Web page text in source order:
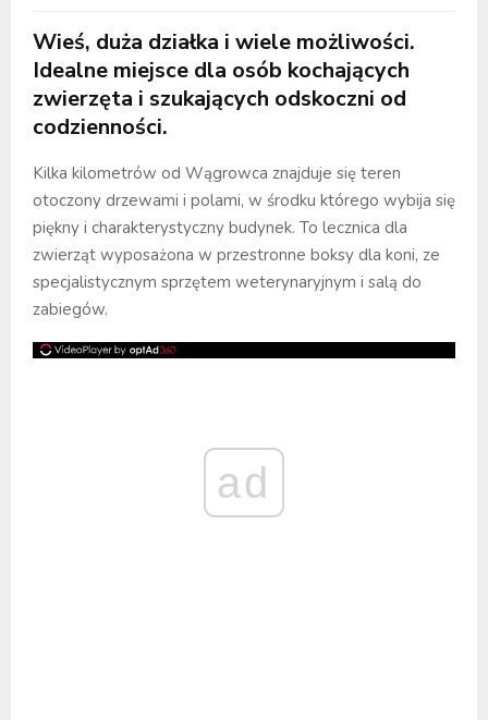
Wieś, duża działka i wiele możliwości.
Idealne miejsce dla osób kochających
zwierzęta i szukających odskoczni od
codzienności.
Kilka kilometrów od Wągrowca znajduje się teren
otoczony drzewami i polami, w środku którego wybija się
piękny i charakterystyczny budynek. To lecznica dla
zwierząt wyposażona w przestronne boksy dla koni, ze
specjalistycznym sprzętem weterynaryjnym i salą do
zabiegów.
ad